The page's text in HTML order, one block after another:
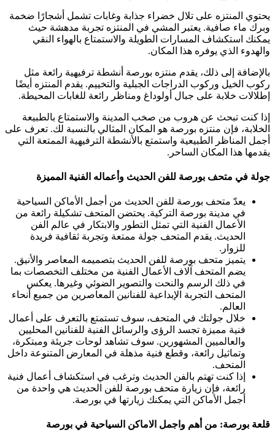
يحتوي المنتزه على تلال خضراء جذابة وغابات تشمل أشجارًا ضخمة
وبرك ماء صافية. يعتبر المشي في المنتزه تجربة مدهشة حيث
يمكنك استكشاف المسارات الطويلة والاستمتاع بالهواء النقي
والهدوء الذي يوفره هذا المكان.
بالإضافة إلى ذلك، يقدم منتزه بورصة أنشطة ترفيهية رائعة مثل
ركوب الخيل وركوب الدراجات الجبلية والتخييم. يقدم المنتزه أيضًا
إطلالات خلابة على جبال أولوداغ ومناظر رائعة للغابات المحيطة.
إذا كنت تبحث عن هروب من صخب المدينة والاستمتاع بالطبيعة
الخلابة، فإن منتزه بورصة هو المكان المثالي بالنسبة لك. تعرف على
أجمل المناظر الطبيعية واستمتع بالأنشطة الترفيهية الممتعة التي
يقدمها هذا المكان الساحر.
جولة في متحف بورصة للفن الحديث وأعماله الفنية المميزة
يعدّ متحف بورصة للفن الحديث من أجمل الأماكن السياحية
في مدينة بورصة التركية. يحتضن المتحف تشكيلة رائعة من
الأعمال الفنية التي تمثل التطور والابتكار في عالم الفن
الحديث. يقدم المتحف جولة ممتعة وتجربة ثقافية فريدة
للزوار.
يتميز متحف بورصة للفن الحديث بتصميمه المعاصر والأنيق.
يضم المتحف آلاف الأعمال الفنية من مختلف التخصصات بما
في ذلك الرسم والنحت والتصوير الضوئي وغيرها. يعكس
المتحف التجربة الإبداعية للفنانين المعاصرين من جميع أنحاء
العالم.
خلال جولتك في المتحف، سوف تستمتع بالتعرف على أعمال
فنية مميزة تجسد الرؤى والرسائل الفنية للفنانين المحليين
والعالميين المشهورين. سوف تشاهد لوحات جريئة ومبتكرة،
وتماثيل رائعة، وقطع فنية مذهلة في المعارض المتنوعة داخل
المتحف.
إذا كنت تهتم بالفن الحديث وترغب في استكشاف أعمال فنية
رائعة، فإن زيارة متحف بورصة للفن الحديث هي واحدة من
أجمل الأماكن التي يمكنك زيارتها في بورصة.
قلعة بورصة: من أهم واجمل الاماكن السياحية في بورصة